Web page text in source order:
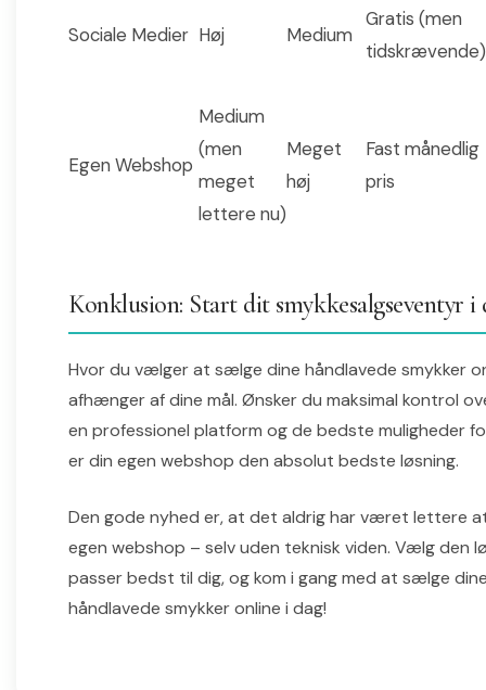
Sociale Medier Høj Medium
Gratis (men
tidskrævende)
Egen Webshop
Medium
(men
meget
lettere nu)
Meget
høj
Fast månedlig
pris
Konklusion: Start dit smykkesalgseventyr i
Hvor du vælger at sælge dine håndlavede smykker
afhænger af dine mål. Ønsker du maksimal kontrol
en professionel platform og de bedste muligheder
er din egen webshop den absolut bedste løsning.
Den gode nyhed er, at det aldrig har været lettere
egen webshop – selv uden teknisk viden. Vælg den
passer bedst til dig, og kom i gang med at sælge
håndlavede smykker online i dag!